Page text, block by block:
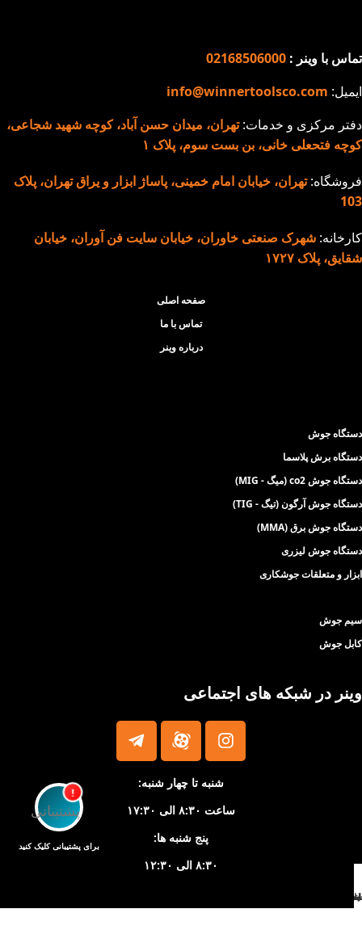
تماس با وینر : 02168506000
ایمیل: info@winnertoolsco.com
دفتر مرکزی و خدمات:تهران، میدان حسن آباد، کوچه شهید شجاعی،
کوچه فتحعلی خانی، بن بست سوم، پلاک ۱
فروشگاه:تهران، خیابان امام خمینی، پاساژ ابزار و یراق تهران، پلاک
103
کارخانه: شهرک صنعتی خاوران، خیابان سایت فن آوران، خیابان
شقایق، پلاک ۱۷۲۷
صفحه اصلی
تماس با ما
درباره وینر
دستگاه جوش
دستگاه برش پلاسما
دستگاه جوش co2 (میگ - MIG)
دستگاه جوش آرگون (تیگ - TIG)
دستگاه جوش برق (MMA)
دستگاه جوش لیزری
ابزار و متعلقات جوشکاری
سیم جوش
کابل جوش
وینر در شبکه های اجتماعی
شنبه تا چهار شنبه:
ساعت ۸:۳۰ الی ۱۷:۳۰
پنج شنبه ها:
۸:۳۰ الی ۱۲:۳۰
!
برای پشتیبانی کلیک کنید
جوش